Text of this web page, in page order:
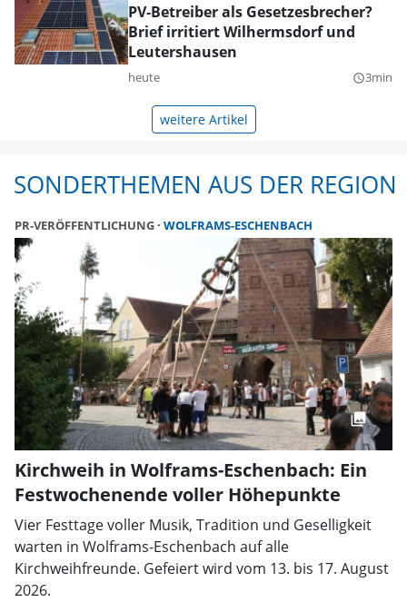
PV-Betreiber als Gesetzesbrecher?
Brief irritiert Wilhermsdorf und
Leutershausen
heute query_builder3min
weitere Artikel
SONDERTHEMEN AUS DER REGION
PR-VERÖFFENTLICHUNG WOLFRAMS-ESCHENBACH
Kirchweih in Wolframs-Eschenbach: Ein
Festwochenende voller Höhepunkte
Vier Festtage voller Musik, Tradition und Geselligkeit
warten in Wolframs-Eschenbach auf alle
Kirchweihfreunde. Gefeiert wird vom 13. bis 17. August
2026.